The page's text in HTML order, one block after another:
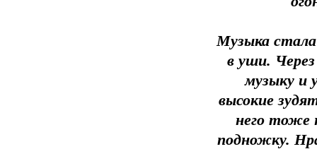
Музыка стала
в уши.
музыку и
высокие
него тоже
подножку.